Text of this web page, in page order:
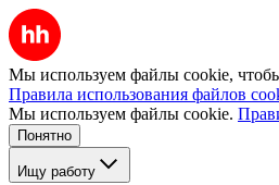
Мы используем файлы cookie, чтобы
Правила использования файлов
Мы используем файлы cookie.
Понятно
Ищу работу